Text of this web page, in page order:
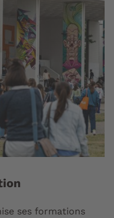
ses formations